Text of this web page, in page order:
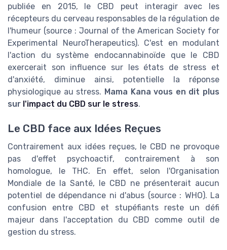
publiée en 2015, le CBD peut interagir avec les
récepteurs du cerveau responsables de la régulation de
l'humeur (source : Journal of the American Society for
Experimental NeuroTherapeutics). C'est en modulant
l'action du système endocannabinoïde que le CBD
exercerait son influence sur les états de stress et
d'anxiété, diminue ainsi, potentielle la réponse
physiologique au stress. Mama Kana vous en dit plus
sur l'impact du CBD sur le stress.
Le CBD face aux Idées Reçues
Contrairement aux idées reçues, le CBD ne provoque
pas d'effet psychoactif, contrairement à son
homologue, le THC. En effet, selon l'Organisation
Mondiale de la Santé, le CBD ne présenterait aucun
potentiel de dépendance ni d'abus (source : WHO). La
confusion entre CBD et stupéfiants reste un défi
majeur dans l'acceptation du CBD comme outil de
gestion du stress.